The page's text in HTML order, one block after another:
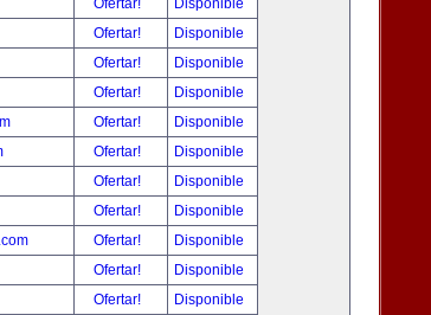
Ofertar!
Disponible
Ofertar!
Disponible
Ofertar!
Disponible
Ofertar!
Disponible
Ofertar!
Disponible
Ofertar!
Disponible
Ofertar!
Disponible
Ofertar!
Disponible
Ofertar!
Disponible
Ofertar!
Disponible
Ofertar!
Disponible